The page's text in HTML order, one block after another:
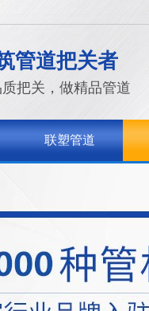
管道把关者
把关，做精品管道
联塑管道